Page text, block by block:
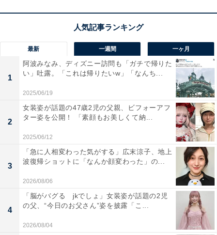
最新 一週間 一ヶ月
1
阿波みなみ、ディズニー訪問も「ガチで帰りた
い」吐露。「これは帰りたいw」「なんち...
2025/06/19
2
女装姿が話題の47歳2児の父親、ビフォーアフ
ター姿を公開！ 「素顔もお美しくて納...
2025/06/12
3
「急に人相変わった気がする」広末涼子、地上
波復帰ショットに「なんか顔変わった」の...
2026/08/06
4
「脳がバグる jkでしょ」女装姿が話題の2児
の父、“今日のお父さん”姿を披露「こ...
2026/08/04